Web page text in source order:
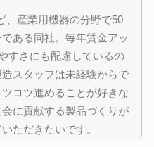
、産業用機器の分野で50
ある同社。毎年賃金アッ
すさにも配慮しているの
スタッフは未経験からで
コツ進めることが好きな
に貢献する製品づくりが
ただきたいです。